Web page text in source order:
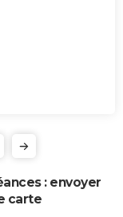
: envoyer
carte